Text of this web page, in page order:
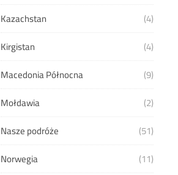
Kazachstan
(4)
Kirgistan
(4)
Macedonia Północna
(9)
Mołdawia
(2)
Nasze podróże
(51)
Norwegia
(11)